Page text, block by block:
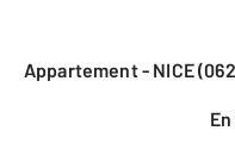
Appartement - NICE